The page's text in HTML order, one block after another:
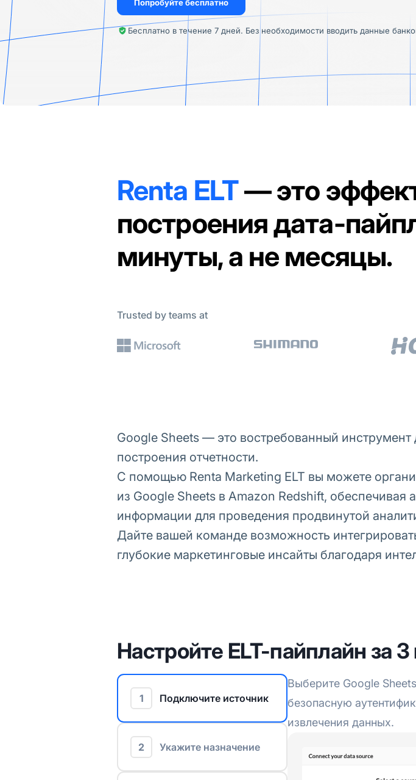
Попробуйте бесплатно
Бесплатно в течение 7 дней. Без необходимости вводить данные
Renta ELT— это
построения дата-
минуты, а не месяцы.
Trusted by teams at
Google Sheets — это востребованный
построения отчетности.
С помощью Renta Marketing ELT вы можете
из Google Sheets в Amazon Redshift, обеспечивая
информации для проведения продвинутой
Дайте вашей команде возможность
глубокие маркетинговые инсайты благодаря
Настройте ELT-пайплайн за
1 Подключите источник
2 Укажите назначение
Выберите Google
безопасную
извлечения данных.